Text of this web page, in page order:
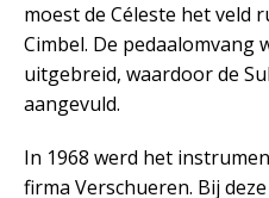
moest de Céleste het veld
Cimbel. De pedaalomvang
uitgebreid, waardoor de
aangevuld.
In 1968 werd het
firma Verschueren. Bij